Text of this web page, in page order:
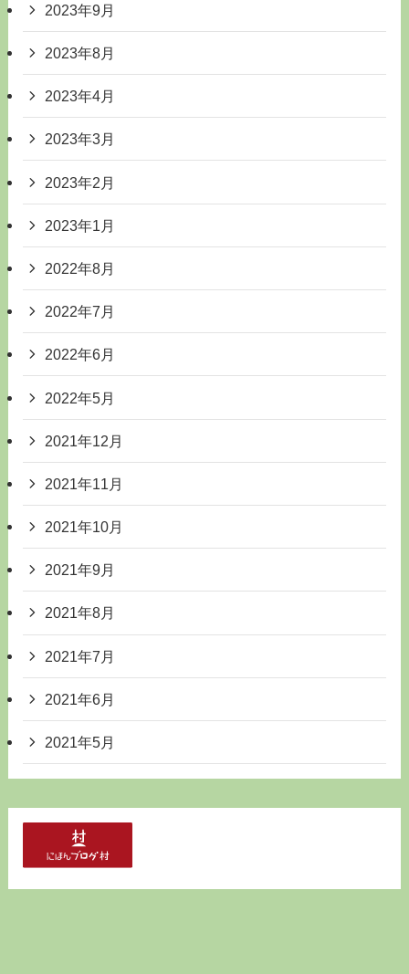
2023年9月
2023年8月
2023年4月
2023年3月
2023年2月
2023年1月
2022年8月
2022年7月
2022年6月
2022年5月
2021年12月
2021年11月
2021年10月
2021年9月
2021年8月
2021年7月
2021年6月
2021年5月